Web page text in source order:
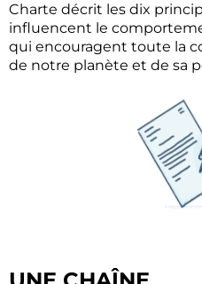
Charte décrit les dix
influencent le
qui encouragent toute la
de notre planète et de sa